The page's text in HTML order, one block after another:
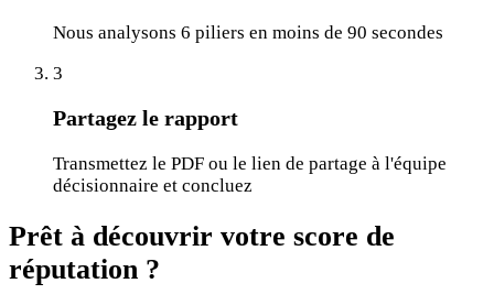
Nous analysons 6 piliers en moins de 90 secondes
3
Partagez le rapport
Transmettez le PDF ou le lien de partage à l'équipe
décisionnaire et concluez
Prêt à découvrir votre score de
réputation ?